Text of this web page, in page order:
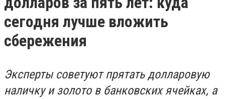
сегодня лучше вложить
сбережения
Эксперты советуют прятать долларовую
наличку и золото в банковских ячейках, а